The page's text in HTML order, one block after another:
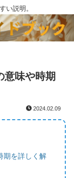
い説明。
意味や時期
2024.02.09
期を詳しく解